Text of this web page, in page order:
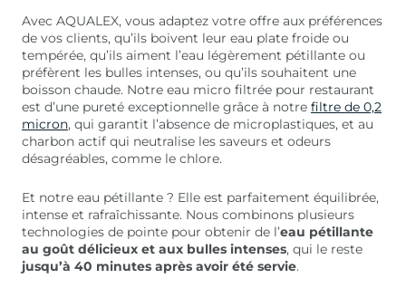
Avec AQUALEX, vous adaptez votre offre aux préférences
de vos clients, qu’ils boivent leur eau plate froide ou
tempérée, qu’ils aiment l’eau légèrement pétillante ou
préfèrent les bulles intenses, ou qu’ils souhaitent une
boisson chaude. Notre eau micro filtrée pour restaurant
est d’une pureté exceptionnelle grâce à notre filtre de 0,2
micron, qui garantit l’absence de microplastiques, et au
charbon actif qui neutralise les saveurs et odeurs
désagréables, comme le chlore.
Et notre eau pétillante ? Elle est parfaitement équilibrée,
intense et rafraîchissante. Nous combinons plusieurs
technologies de pointe pour obtenir de l’eau pétillante
au goût délicieux et aux bulles intenses, qui le reste
jusqu’à 40 minutes après avoir été servie.